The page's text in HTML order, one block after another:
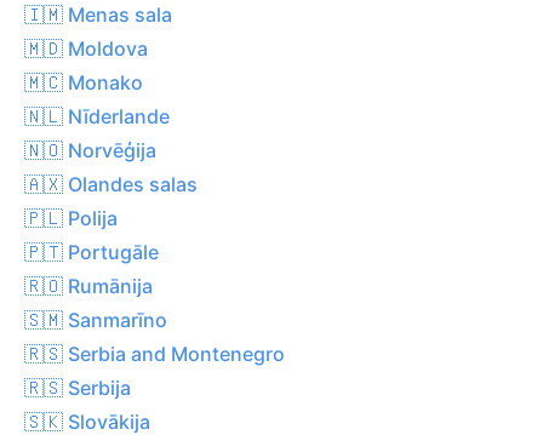
🇮🇲 Menas sala
🇲🇩 Moldova
🇲🇨 Monako
🇳🇱 Nīderlande
🇳🇴 Norvēģija
🇦🇽 Olandes salas
🇵🇱 Polija
🇵🇹 Portugāle
🇷🇴 Rumānija
🇸🇲 Sanmarīno
🇷🇸 Serbia and Montenegro
🇷🇸 Serbija
🇸🇰 Slovākija